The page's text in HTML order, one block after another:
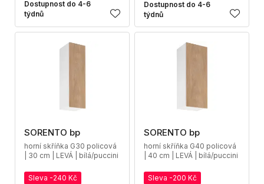
Dostupnost do 4-6
týdnů
Dostupnost do 4-6
týdnů
SORENTO bp
horní skříňka G30 policová
| 30 cm | LEVÁ | bílá/puccini
Sleva -240 Kč
SORENTO bp
horní skříňka G40 policová
| 40 cm | LEVÁ | bílá/puccini
Sleva -200 Kč